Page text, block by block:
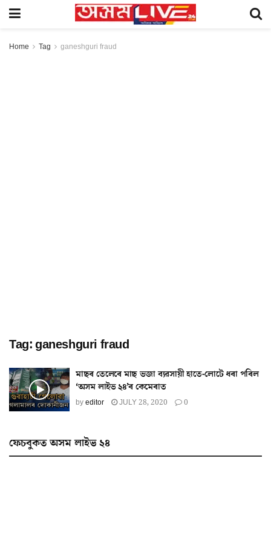
Home Tag ganeshguri fraud
Tag:ganeshguri fraud
মাছৰ তেলেৰে মাছ ভজা ব্যৱসায়ী হাতে-লোটে ধৰা পৰিল
‘অসম লাইভ ২৪’ৰ কেমেৰাত
byeditor JULY 28, 2020 0
ফেচবুকত অসম লাইভ ২৪